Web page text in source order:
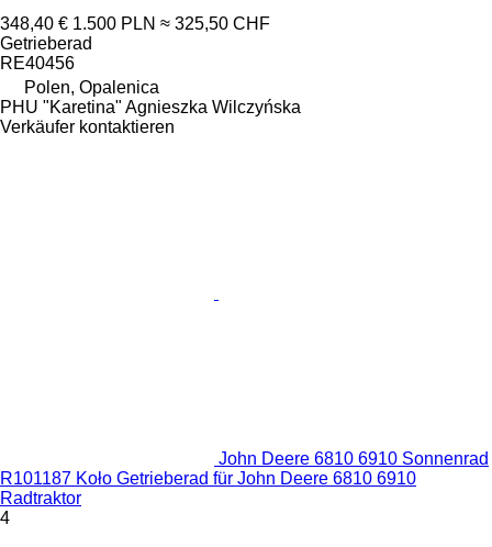
348,40 € 1.500 PLN ≈ 325,50 CHF
Getrieberad
RE40456
Polen, Opalenica
PHU "Karetina" Agnieszka Wilczyńska
Verkäufer kontaktieren
John Deere 6810 6910 Sonnenrad
R101187 Koło Getrieberad für John Deere 6810 6910
Radtraktor
4